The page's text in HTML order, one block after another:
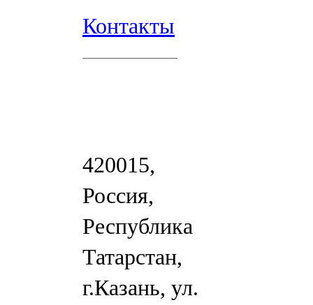
Контакты
420015,
Россия,
Республика
Татарстан,
г.Казань, ул.